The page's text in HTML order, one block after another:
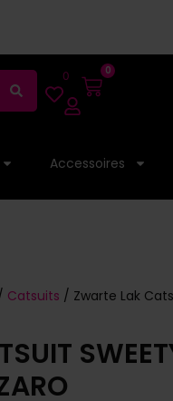
0 0
Accessoires
Catsuits / Zwarte Lak